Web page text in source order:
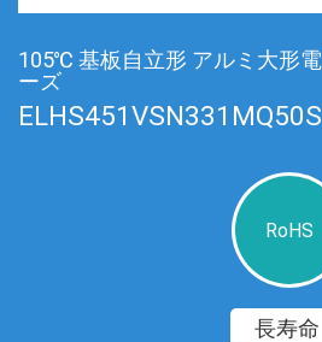
105℃ 基板自立形 アルミ大形
ーズ
ELHS451VSN331MQ50S
RoHS
長寿命